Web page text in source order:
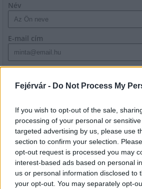
Fejérvár - Do Not Process My
If you wish to opt-out of the sale,
processing of your personal or
targeted advertising by us, please use
section to confirm your selection.
opt-out request is processed you may
interest-based ads based on personal
us or personal information disclosed to
your opt-out. You may separately opt-
Név
E-mail cím
szabályzatot!
LEGFRISSEBB
Országos hírek
Megérkezett az